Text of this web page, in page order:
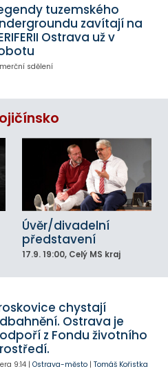
tuzemského
zavítají na
Ostrava už v
sdělení
Úvěr/divadelní
představení
17.9. 19:00, Celý MS kraj
chystají
Ostrava je
z Fondu životního
9:14| Ostrava-město| Tomáš Kořistka